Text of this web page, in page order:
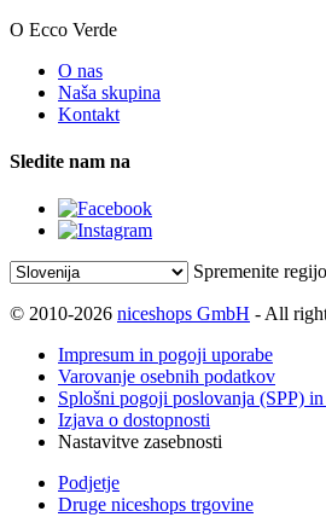
O Ecco Verde
O nas
Naša skupina
Kontakt
Sledite nam na
Spremenite
© 2010-2026 niceshops GmbH - All
Impresum in pogoji uporabe
Varovanje osebnih podatkov
Splošni pogoji poslovanja (SPP)
Izjava o dostopnosti
Nastavitve zasebnosti
Podjetje
Druge niceshops trgovine